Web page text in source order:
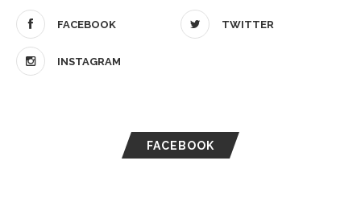
FACEBOOK TWITTER
INSTAGRAM
FACEBOOK